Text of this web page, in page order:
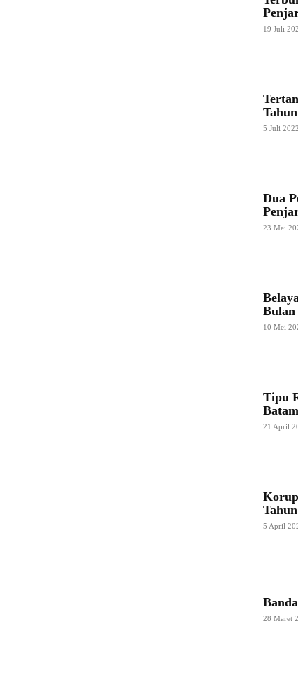
19 Juli
5 Juli 2022
Dua
23 Mei
Bulan
10 Mei
Tipu
21 April
5 April
28 Maret